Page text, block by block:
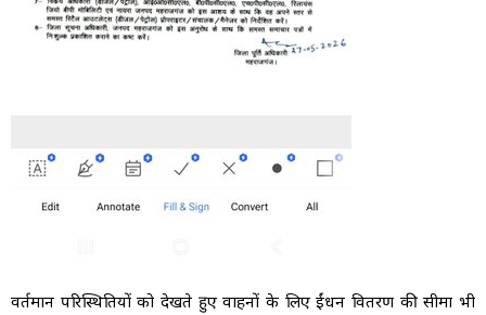
वर्तमान परिस्थितियों को देखते हुए वाहनों के लिए ईंधन वितरण की सीमा भी